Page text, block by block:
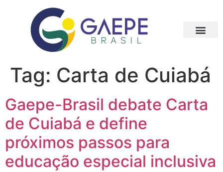
Tag: Carta de Cuiabá
Gaepe-Brasil debate Carta
de Cuiabá e define
próximos passos para
educação especial inclusiva